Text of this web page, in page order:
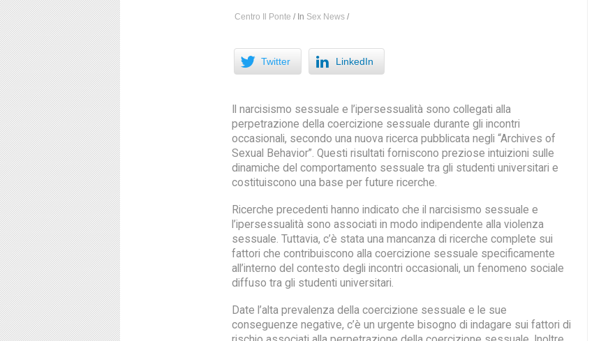
Centro Il Ponte / In Sex News /
Twitter LinkedIn
Il narcisismo sessuale e l’ipersessualità sono collegati alla
perpetrazione della coercizione sessuale durante gli incontri
occasionali, secondo una nuova ricerca pubblicata negli “Archives of
Sexual Behavior”. Questi risultati forniscono preziose intuizioni sulle
dinamiche del comportamento sessuale tra gli studenti universitari e
costituiscono una base per future ricerche.
Ricerche precedenti hanno indicato che il narcisismo sessuale e
l’ipersessualità sono associati in modo indipendente alla violenza
sessuale. Tuttavia, c’è stata una mancanza di ricerche complete sui
fattori che contribuiscono alla coercizione sessuale specificamente
all’interno del contesto degli incontri occasionali, un fenomeno sociale
diffuso tra gli studenti universitari.
Date l’alta prevalenza della coercizione sessuale e le sue
conseguenze negative, c’è un urgente bisogno di indagare sui fattori di